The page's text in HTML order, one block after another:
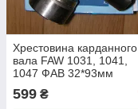
Хрестовина карданного
вала FAW 1031, 1041,
1047 ФАВ 32*93мм
599 ₴